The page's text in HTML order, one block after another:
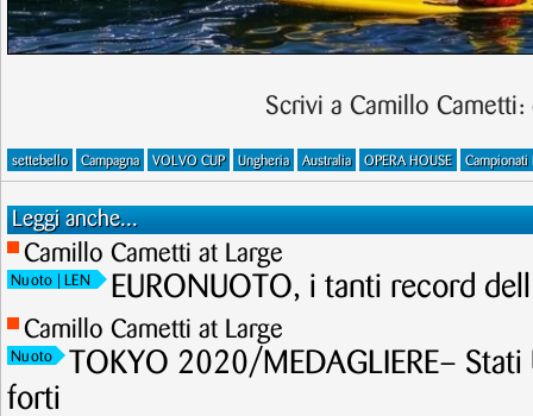
Scrivi a Camillo Cametti:
settebello Campagna VOLVO CUP Ungheria Australia OPERA HOUSE Campionati
Leggi anche...
Camillo Cametti at Large
Nuoto | LEN EURONUOTO, i tanti record
Camillo Cametti at Large
Nuoto
TOKYO 2020/MEDAGLIERE–
forti